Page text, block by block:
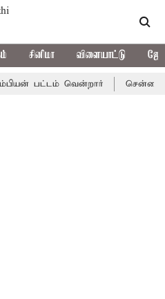
சினிமா விளையாட்டு
பட்டம் வென்றார் சென்னையின்